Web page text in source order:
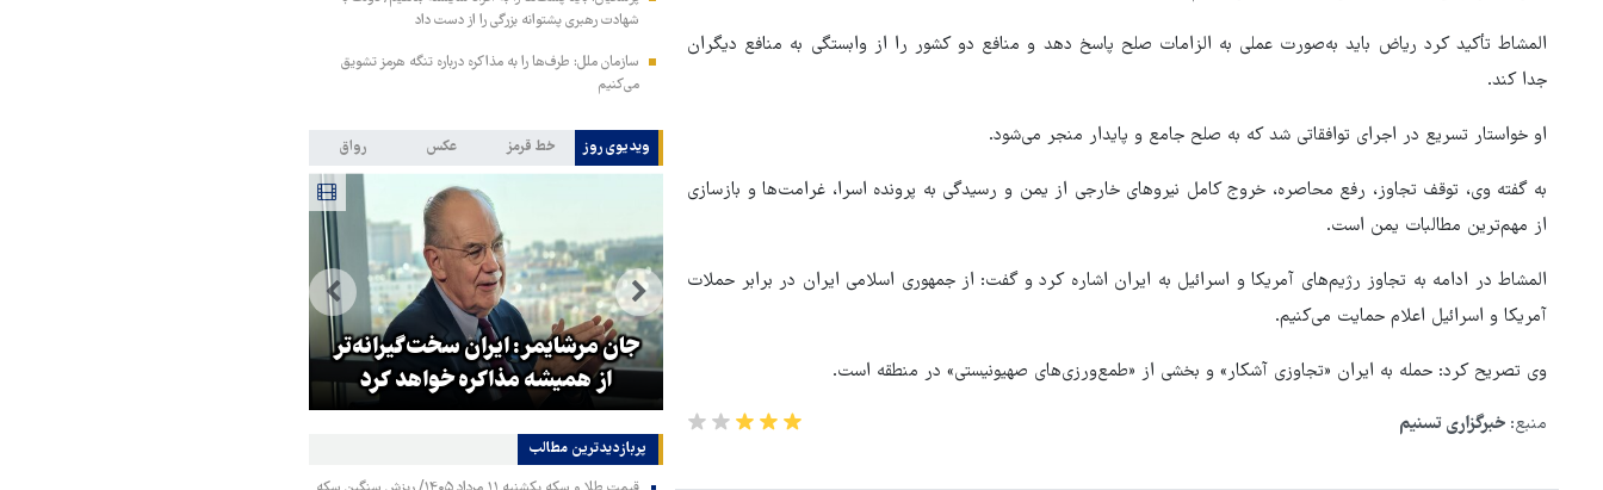
المشاط تأکید کرد ریاض باید به‌صورت عملی به الزامات صلح پاسخ دهد و منافع دو کشور را از وابستگی به منافع دیگران
جدا کند.
او خواستار تسریع در اجرای توافقاتی شد که به صلح جامع و پایدار منجر می‌شود.
به گفته وی، توقف تجاوز، رفع محاصره، خروج کامل نیروهای خارجی از یمن و رسیدگی به پرونده اسرا، غرامت‌ها و بازسازی
از مهم‌ترین مطالبات یمن است.
المشاط در ادامه به تجاوز رژیم‌های آمریکا و اسرائیل به ایران اشاره کرد و گفت: از جمهوری اسلامی ایران در برابر حملات
آمریکا و اسرائیل اعلام حمایت می‌کنیم.
وی تصریح کرد: حمله به ایران «تجاوزی آشکار» و بخشی از «طمع‌ورزی‌های صهیونیستی» در منطقه است.
منبع: خبرگزاری تسنیم
شهادت رهبری پشتوانه بزرگی را از دست داد
سازمان ملل: طرف‌ها را به مذاکره درباره تنگه هرمز تشویق
می‌کنیم
ویدیوی روز خط قرمز عکس رواق
اربعین امسال
در برابر زائران است
جان مرشایمر: ایران سخت‌گیرانه‌تر
از همیشه مذاکره خواهد کرد
پربازدیدترین‌ مطالب